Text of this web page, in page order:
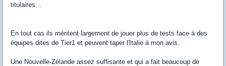
titulaires...
En tout cas ils méritent largement de jouer plus de tests face à des
équipes dites de Tier1 et peuvent taper l'Italie à mon avis.
Une Nouvelle-Zélande assez suffisante et qui a fait beaucoup de